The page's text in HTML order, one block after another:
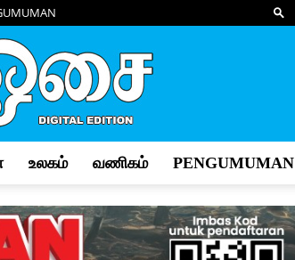
உலகம் வணிகம் PENGUMUMAN